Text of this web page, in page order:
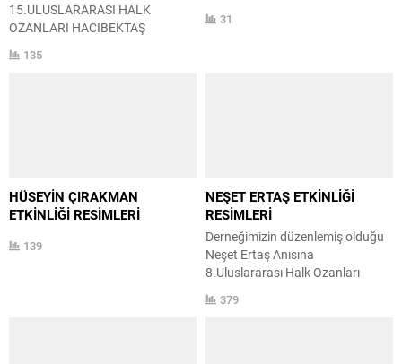
15.ULUSLARARASI HALK
OZANLARI HACIBEKTAŞ
OZANLIK GELENEGİ’ KONU
Etkinliğimizi tamamladık
etkinliğimiz iki bölümden
oluşmuştur. 1.bölüm gündüz
programı 3 oturumluk
sempozyum
135
31
HÜSEYİN ÇIRAKMAN
ETKİNLİĞİ RESİMLERİ
139
NEŞET ERTAŞ ETKİNLİĞİ
RESİMLERİ
Derneğimizin düzenlemiş olduğu
Neşet Ertaş Anısına
8.Uluslararası Halk Ozanları
etkinliğimizi gerçekleştirmiş
379